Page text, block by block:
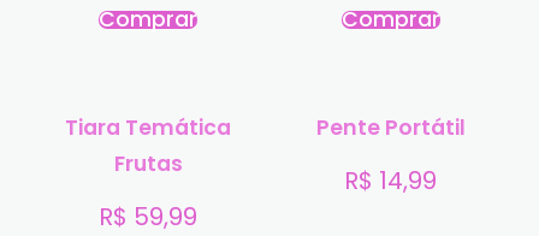
Comprar Comprar
Tiara Temática
Frutas
R$ 59,99
Pente Portátil
R$ 14,99